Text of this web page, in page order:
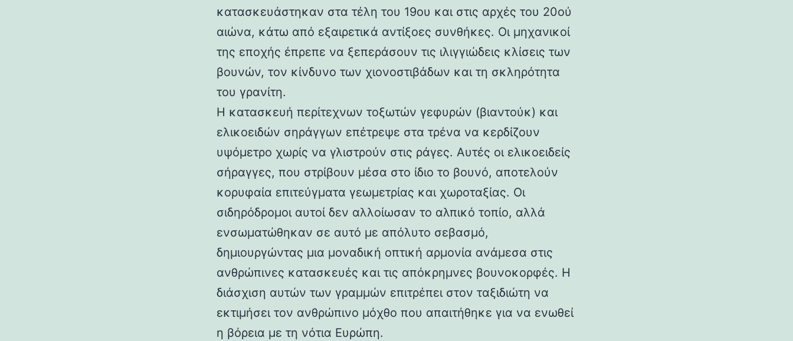
κατασκευάστηκαν στα τέλη του 19ου και στις αρχές του 20ού
αιώνα, κάτω από εξαιρετικά αντίξοες συνθήκες. Οι μηχανικοί
της εποχής έπρεπε να ξεπεράσουν τις ιλιγγιώδεις κλίσεις των
βουνών, τον κίνδυνο των χιονοστιβάδων και τη σκληρότητα
του γρανίτη.
Η κατασκευή περίτεχνων τοξωτών γεφυρών (βιαντούκ) και
ελικοειδών σηράγγων επέτρεψε στα τρένα να κερδίζουν
υψόμετρο χωρίς να γλιστρούν στις ράγες. Αυτές οι ελικοειδείς
σήραγγες, που στρίβουν μέσα στο ίδιο το βουνό, αποτελούν
κορυφαία επιτεύγματα γεωμετρίας και χωροταξίας. Οι
σιδηρόδρομοι αυτοί δεν αλλοίωσαν το αλπικό τοπίο, αλλά
ενσωματώθηκαν σε αυτό με απόλυτο σεβασμό,
δημιουργώντας μια μοναδική οπτική αρμονία ανάμεσα στις
ανθρώπινες κατασκευές και τις απόκρημνες βουνοκορφές. Η
διάσχιση αυτών των γραμμών επιτρέπει στον ταξιδιώτη να
εκτιμήσει τον ανθρώπινο μόχθο που απαιτήθηκε για να ενωθεί
η βόρεια με τη νότια Ευρώπη.